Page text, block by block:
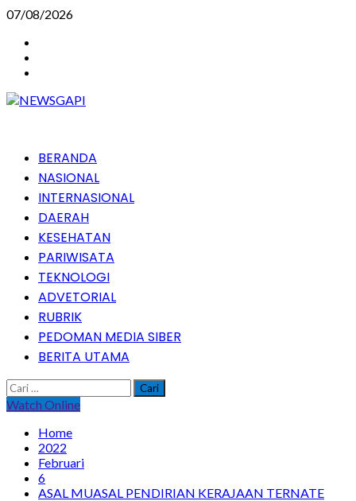
Skip
content
07/08/2026
PrimaryBERANDA
NASIONAL
INTERNASIONAL
DAERAH
KESEHATAN
PARIWISATA
TEKNOLOGI
ADVETORIAL
RUBRIK
PEDOMAN MEDIA SIBER
BERITA UTAMA
Cari
untuk:
Watch Online
Home
2022
Februari
6
ASAL MUASAL PENDIRIAN KERAJAAN TERNATE